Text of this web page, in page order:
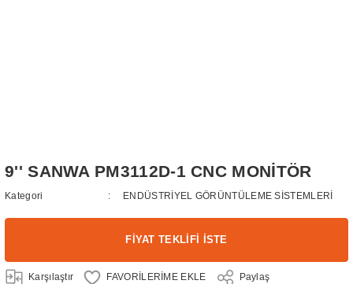
9'' SANWA PM3112D-1 CNC MONİTÖR
Kategori ENDÜSTRİYEL GÖRÜNTÜLEME SİSTEMLERİ
FİYAT TEKLİFİ İSTE
Karşılaştır Paylaş